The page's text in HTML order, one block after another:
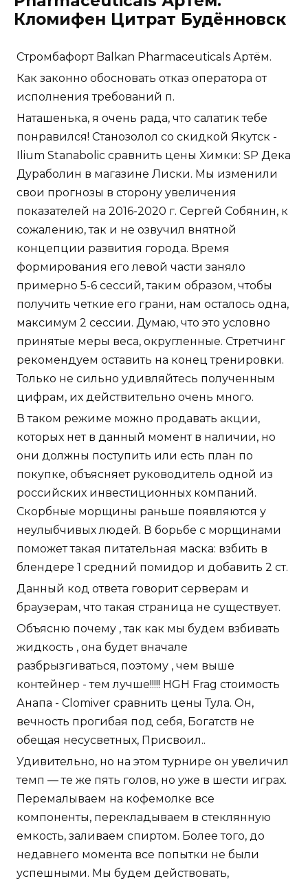
Кломифен Цитрат Будённовск
Стромбафорт Balkan Pharmaceuticals Артём.
Как законно обосновать отказ оператора от
исполнения требований п.
Наташенька, я очень рада, что салатик тебе
понравился! Станозолол со скидкой Якутск -
Ilium Stanabolic сравнить цены Химки: SP Дека
Дураболин в магазине Лиски. Мы изменили
свои прогнозы в сторону увеличения
показателей на 2016-2020 г. Сергей Собянин, к
сожалению, так и не озвучил внятной
концепции развития города. Время
формирования его левой части заняло
примерно 5-6 сессий, таким образом, чтобы
получить четкие его грани, нам осталось одна,
максимум 2 сессии. Думаю, что это условно
принятые меры веса, округленные. Стретчинг
рекомендуем оставить на конец тренировки.
Только не сильно удивляйтесь полученным
цифрам, их действительно очень много.
В таком режиме можно продавать акции,
которых нет в данный момент в наличии, но
они должны поступить или есть план по
покупке, объясняет руководитель одной из
российских инвестиционных компаний.
Скорбные морщины раньше появляются у
неулыбчивых людей. В борьбе с морщинами
поможет такая питательная маска: взбить в
блендере 1 средний помидор и добавить 2 ст.
Данный код ответа говорит серверам и
браузерам, что такая страница не существует.
Объясню почему , так как мы будем взбивать
жидкость , она будет вначале
разбрызгиваться, поэтому , чем выше
контейнер - тем лучше!!!!! HGH Frag стоимость
Анапа - Clomiver сравнить цены Тула. Он,
вечность прогибая под себя, Богатств не
обещая несусветных, Присвоил..
Удивительно, но на этом турнире он увеличил
темп — те же пять голов, но уже в шести играх.
Перемалываем на кофемолке все
компоненты, перекладываем в стеклянную
емкость, заливаем спиртом. Более того, до
недавнего момента все попытки не были
успешными. Мы будем действовать,